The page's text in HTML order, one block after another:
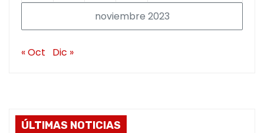
noviembre 2023
« Oct Dic »
ÚLTIMAS NOTICIAS